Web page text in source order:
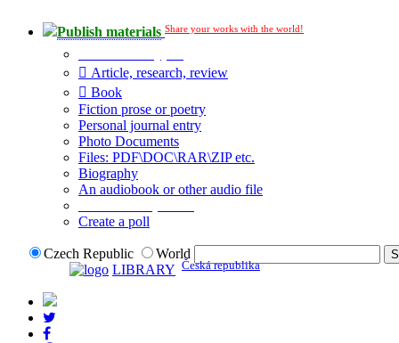
Publish materials Share your works with the world!
Article, research, review
Book
Fiction prose or poetry
Personal journal entry
Photo Documents
Files: PDF\DOC\RAR\ZIP etc.
Biography
An audiobook or other audio file
Create a poll
Czech Republic
World
LIBRARY Česká republika